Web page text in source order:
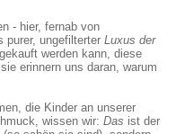
- hier, fernab von
purer, ungefilterter Luxus der
werden kann, diese
erinnern uns daran, warum
die Kinder an unserer
wissen wir: Das ist der